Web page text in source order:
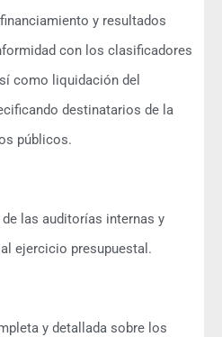
y resultados
con los clasificadores
como liquidación del
destinatarios de la
públicos.
las auditorías internas y
ejercicio presupuestal.
y detallada sobre los